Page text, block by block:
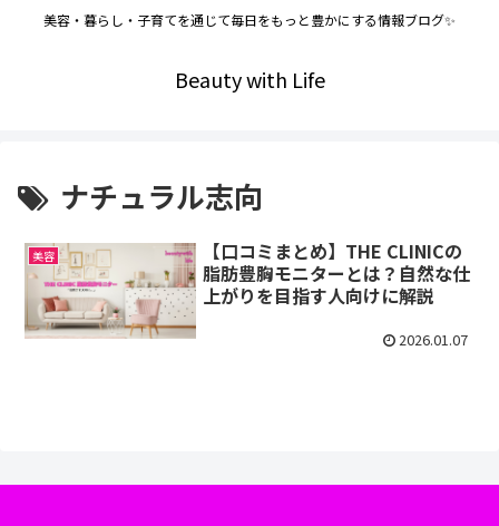
美容・暮らし・子育てを通じて毎日をもっと豊かにする情報ブログ✨
Beauty with Life
ナチュラル志向
美容
【口コミまとめ】THE CLINICの
脂肪豊胸モニターとは？自然な仕
上がりを目指す人向けに解説
2026.01.07